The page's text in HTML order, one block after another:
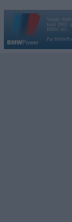
Vortāls
kopš 2002.
BMW AG.
Par